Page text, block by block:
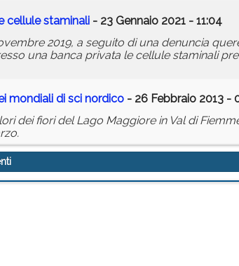
cellule staminali - 23 Gennaio 2021 - 11:04
2019, a seguito di una denuncia
una banca privata le cellule staminali
mondiali di sci nordico - 26 Febbraio 2013 -
dei fiori del Lago Maggiore in Val di